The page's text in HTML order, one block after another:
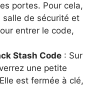
portes. Pour cela,
de sécurité et
entrer le code,
Stash Code : Sur
une petite
est fermée à clé,